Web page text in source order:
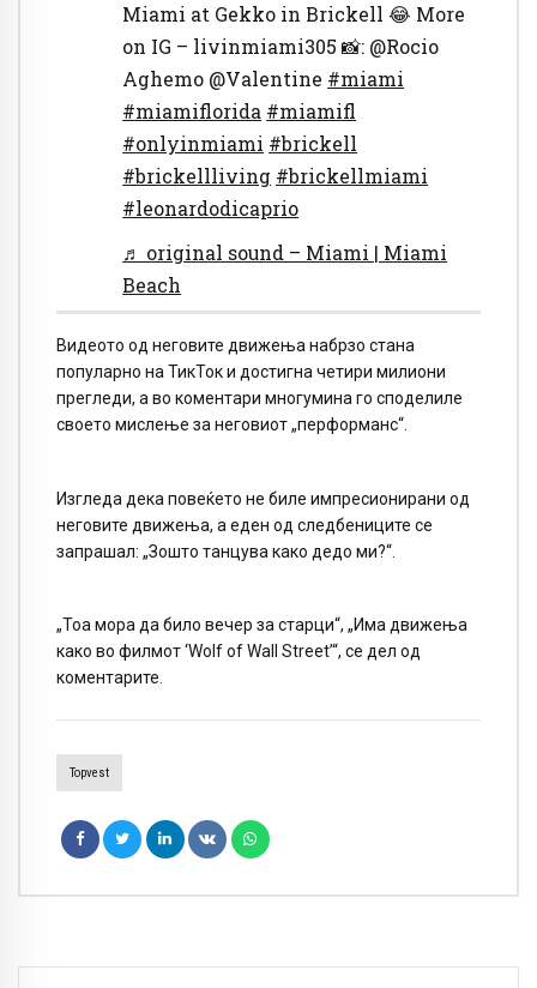
Miami at Gekko in Brickell 😂 More
on IG – livinmiami305 📸: @Rocio
Aghemo @Valentine #miami
#miamiflorida #miamifl
#onlyinmiami #brickell
#brickellliving #brickellmiami
#leonardodicaprio
♬ original sound – Miami | Miami
Beach
Видеото од неговите движења набрзо стана
популарно на ТикТок и достигна четири милиони
прегледи, а во коментари многумина го споделиле
своето мислење за неговиот „перформанс“.
Изгледа дека повеќето не биле импресионирани од
неговите движења, а еден од следбениците се
запрашал: „Зошто танцува како дедо ми?“.
„Тоа мора да било вечер за старци“, „Има движења
како во филмот ‘Wolf of Wall Street’“, се дел од
коментарите.
Topvest